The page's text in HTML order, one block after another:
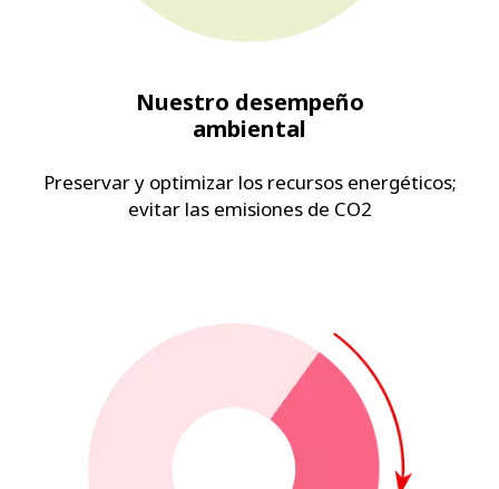
Nuestro desempeño
ambiental
Preservar y optimizar los recursos energéticos;
evitar las emisiones de CO2